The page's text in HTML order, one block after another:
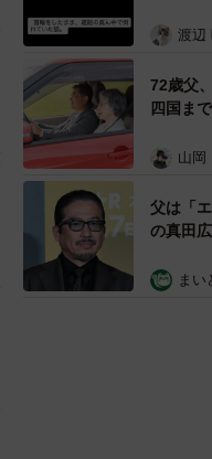
ようと
表の訴え
渡辺
72歳父
四国ま
憩まで
山岡
父は「
の真田
「ガチまい